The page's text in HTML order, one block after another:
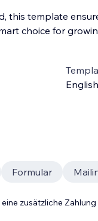
this template
choice for
English
Formular
zusätzliche